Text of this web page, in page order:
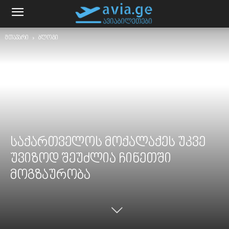
მთავარი ბლოგი
საქართველოს მოქალაქეს უკვე
უვიზოდ შეუძლია ჩინეთში
მოგზაურობა